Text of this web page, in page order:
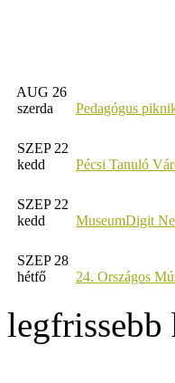
AUG 26
szerda
Pedagógus
SZEP 22
kedd
Pécsi Tanuló
SZEP 22
kedd
MuseumDigit
SZEP 28
hétfő
24. Országos